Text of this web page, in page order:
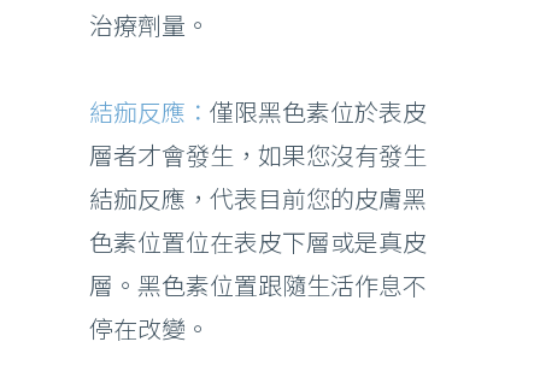
治療劑量。
結痂反應： 僅限黑色素位於表皮
層者才會發生，如果您沒有發生
結痂反應，代表目前您的皮膚黑
色素位置位在表皮下層或是真皮
層。黑色素位置跟隨生活作息不
停在改變。